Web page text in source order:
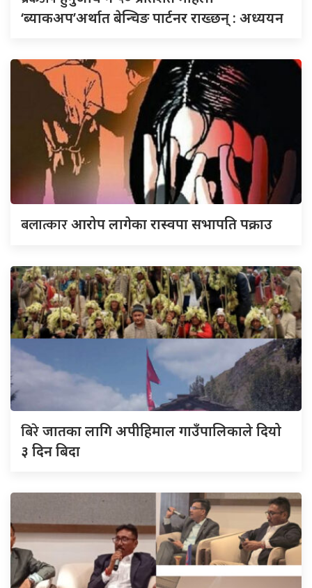
‘ब्याकअप’अर्थात बेन्चिङ पार्टनर राख्छन् : अध्ययन
बलात्कारआरोप लागेका रास्वपा सभापति पक्राउ
बिरेजातका लागि अपीहिमाल गाउँपालिकाले दियो
३ दिन बिदा